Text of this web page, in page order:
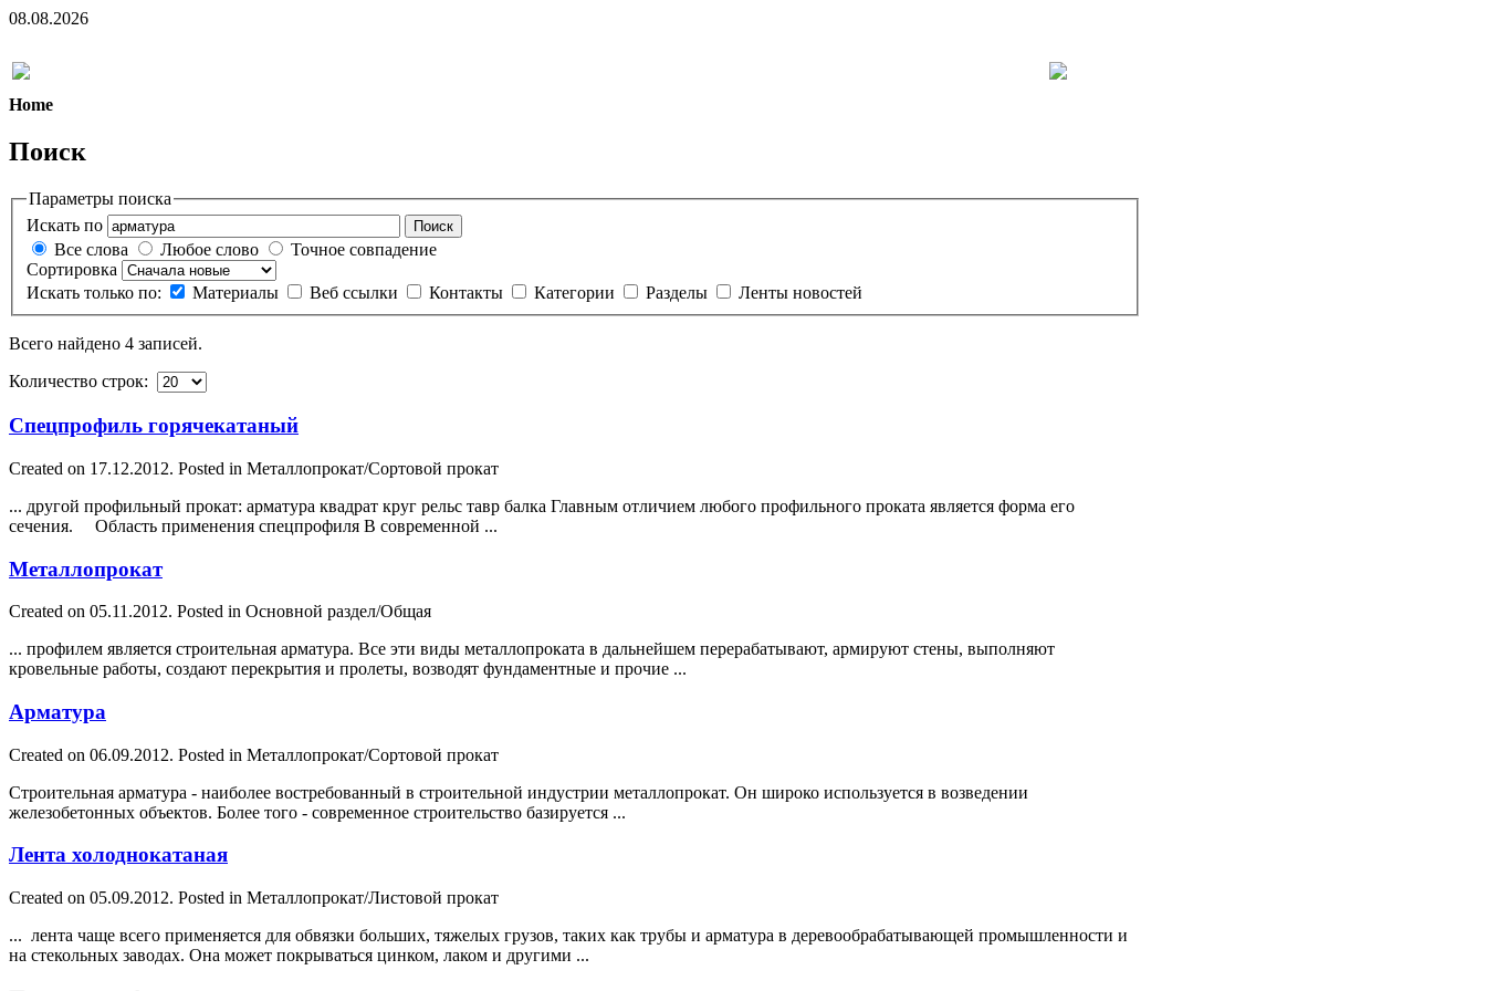
08.08.2026
Home
Поиск
Параметры поиска
Искать по
Поиск
Все слова Любое слово
Точное совпадение
Сортировка
Искать только по:
Материалы Веб ссылки Контакты Категории Разделы Ленты новостей
Всего найдено 4 записей.
Количество строк:
Спецпрофиль горячекатаный
Created on 17.12.2012. Posted in Металлопрокат/Сортовой прокат
... другой профильный прокат: арматура квадрат круг рельс тавр балка Главным отличием любого профильного проката является форма его
сечения. Область применения спецпрофиля В современной ...
Металлопрокат
Created on 05.11.2012. Posted in Основной раздел/Общая
... профилем является строительная арматура. Все эти виды металлопроката в дальнейшем перерабатывают, армируют стены, выполняют
кровельные работы, создают перекрытия и пролеты, возводят фундаментные и прочие ...
Арматура
Created on 06.09.2012. Posted in Металлопрокат/Сортовой прокат
Строительная арматура - наиболее востребованный в строительной индустрии металлопрокат. Он широко используется в возведении
железобетонных объектов. Более того - современное строительство базируется ...
Лента холоднокатаная
Created on 05.09.2012. Posted in Металлопрокат/Листовой прокат
... лента чаще всего применяется для обвязки больших, тяжелых грузов, таких как трубы и арматура в деревообрабатывающей промышленности и
на стекольных заводах. Она может покрываться цинком, лаком и другими ...